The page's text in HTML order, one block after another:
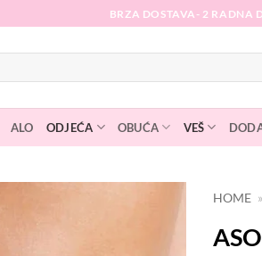
BRZA DOSTAVA- 2 RADNA
ALO ODJEĆA OBUĆA VEŠ
HOME »